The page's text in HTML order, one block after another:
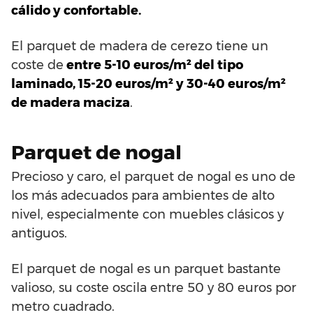
cálido y confortable.
El parquet de madera de cerezo tiene un
coste de entre 5-10 euros/m² del tipo
laminado, 15-20 euros/m² y 30-40 euros/m²
de madera maciza.
Parquet de nogal
Precioso y caro, el parquet de nogal es uno de
los más adecuados para ambientes de alto
nivel, especialmente con muebles clásicos y
antiguos.
El parquet de nogal es un parquet bastante
valioso, su coste oscila entre 50 y 80 euros por
metro cuadrado.